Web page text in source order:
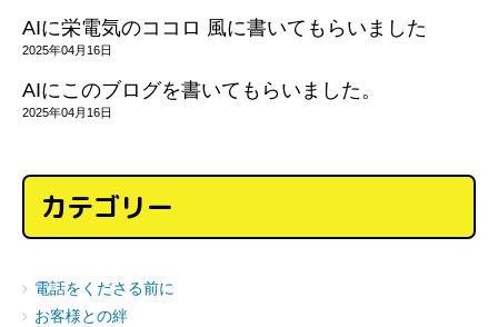
AIに栄電気のココロ 風に書いてもらいました
2025年04月16日
AIにこのブログを書いてもらいました。
2025年04月16日
カテゴリー
電話をくださる前に
お客様との絆